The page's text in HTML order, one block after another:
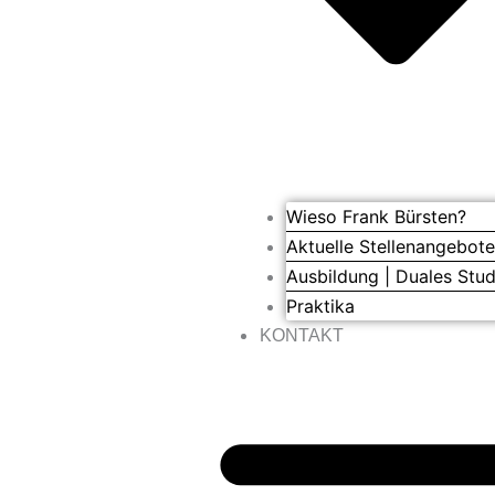
Wieso Frank Bürsten?
Aktuelle Stellenangebote
Ausbildung | Duales
Praktika
KONTAKT